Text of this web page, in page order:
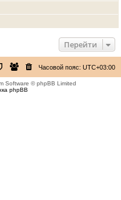
Перейти
Часовой пояс: UTC+03:00
Software © phpBB Limited
phpBB